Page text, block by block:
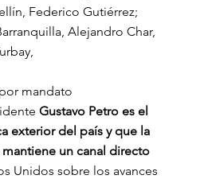
Federico Gutiérrez;
Alejandro Char,
mandato
Gustavo Petro es el
exterior del país y que la
un canal directo
Unidos sobre los avances